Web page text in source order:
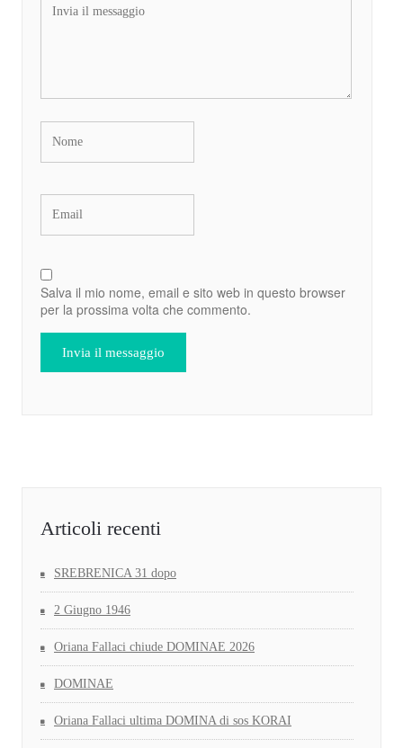
Salva il mio nome, email e sito web in questo browser
per la prossima volta che commento.
Articoli recenti
SREBRENICA 31 dopo
2 Giugno 1946
Oriana Fallaci chiude DOMINAE 2026
DOMINAE
Oriana Fallaci ultima DOMINA di sos KORAI